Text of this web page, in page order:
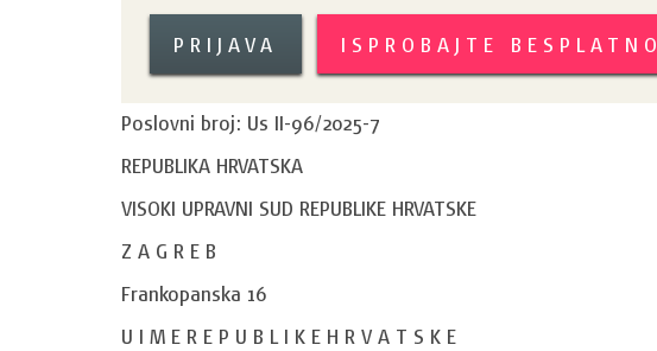
PRIJAVA ISPROBAJTE BESPLATNO
Poslovni broj: Us II-96/2025-7
REPUBLIKA HRVATSKA
VISOKI UPRAVNI SUD REPUBLIKE HRVATSKE
Z A G R E B
Frankopanska 16
U I M E R E P U B L I K E H R V A T S K E